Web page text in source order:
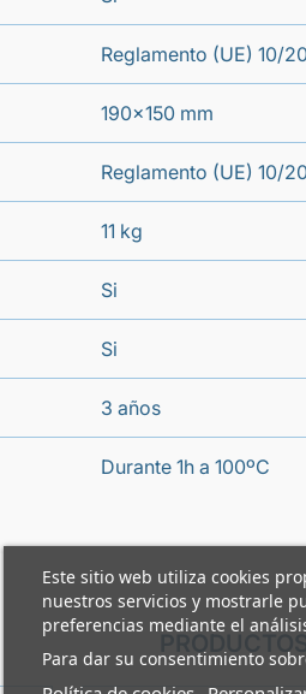
Este sitio web utiliza cookies
nuestros servicios y mostrarle
preferencias mediante el
Para dar su consentimiento
Reglamento (UE) 10/
190x150 mm
Reglamento (UE) 10/
11 kg
Si
Si
3 años
Durante 1h a 100ºC